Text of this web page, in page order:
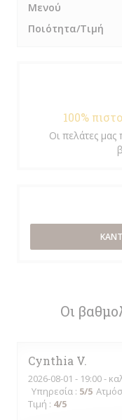
Οι
Cynthia V
2026-08-01 - 19:00 -
Υπηρεσία : 5/5
Τιμή : 4/5
Μενού
Ποιότητα/Τιμή
100%
Οι πελάτες